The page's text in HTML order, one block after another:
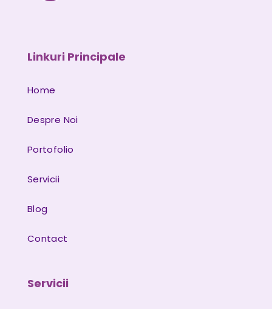
Linkuri Principale
Home
Despre Noi
Portofolio
Servicii
Blog
Contact
Servicii